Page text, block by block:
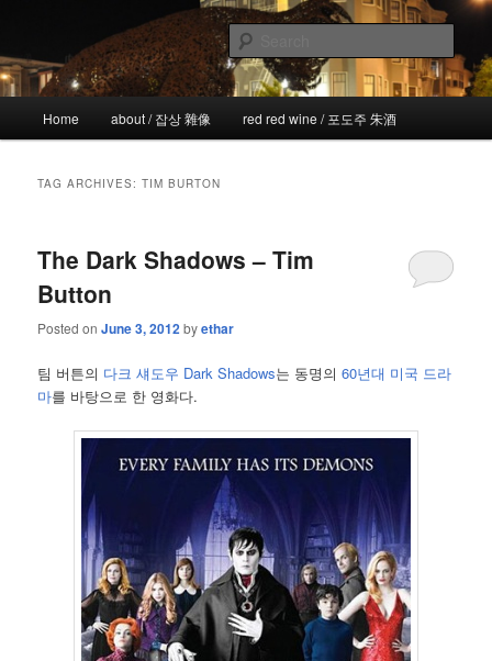
primary
content
secondary
content!wicked
the more I see the less I know
Home about / 잡상 雜像 red red wine / 포도주 朱酒
TAG ARCHIVES:TIM BURTON
The Dark Shadows – Tim
Button
Posted onJune 3, 2012byethar
팀 버튼의 다크 섀도우 Dark Shadows는 동명의60년대 미국 드라
마를 바탕으로 한 영화다.